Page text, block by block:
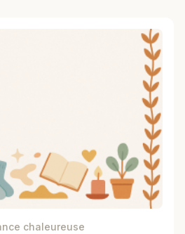
chaleureuse